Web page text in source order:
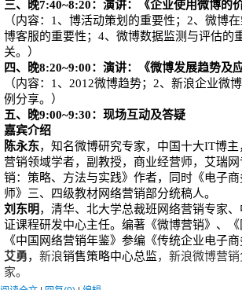
三、晚7:40~8:20：演讲：《企业使用微博的
（内容： 1 、博活动策划的重要性； 2、微博
博客服的重要性； 4、微博数据监测与评估的
关。）
四、晚8:20~9:00：演讲：《微博发展趋势及
（内容： 1 、 2012微博趋势； 2、新浪企业微
例分享。）
五、晚9:00~9:30：现场互动及答疑
嘉宾介绍
陈永东，知名微博研究专家，中国十大IT博主
营销领域学者，副教授，商业经营师，艾瑞
销：策略、方法与实践》作者，同时《电子
师》三、四级教材网络营销部分统稿人。
刘东明 ，清华、北大学总裁班网络营销专家
证课程研发中心主任。编著《微博营销》、
《中国网络营销年鉴》参编《传统企业电子
艾勇， 新浪销售策略中心总监，新浪微博营
家。